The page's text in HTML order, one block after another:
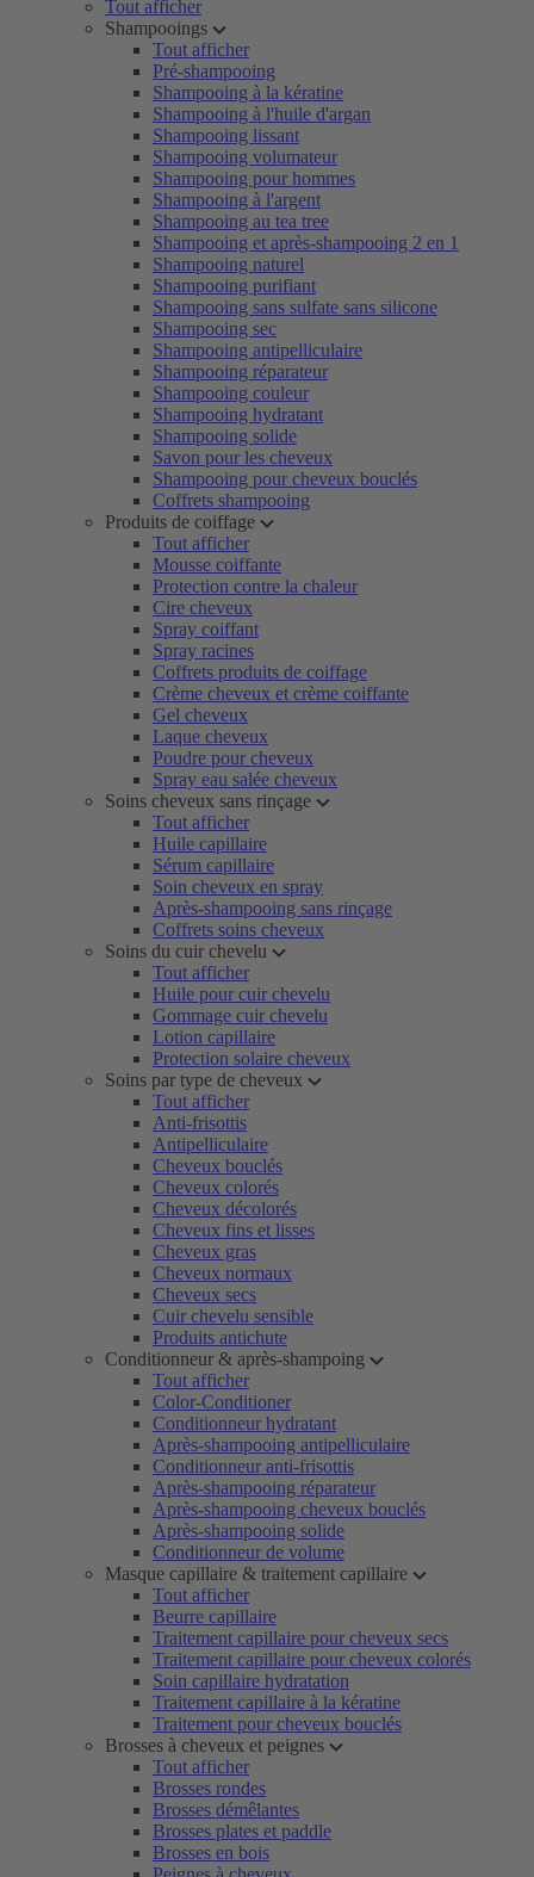
Tout afficher
Shampooings
Tout afficher
Pré-shampooing
Shampooing à la kératine
Shampooing à l'huile d'argan
Shampooing lissant
Shampooing volumateur
Shampooing pour hommes
Shampooing à l'argent
Shampooing au tea tree
Shampooing et après-shampooing 2 en 1
Shampooing naturel
Shampooing purifiant
Shampooing sans sulfate sans silicone
Shampooing sec
Shampooing antipelliculaire
Shampooing réparateur
Shampooing couleur
Shampooing hydratant
Shampooing solide
Savon pour les cheveux
Shampooing pour cheveux bouclés
Coffrets shampooing
Produits de coiffage
Tout afficher
Mousse coiffante
Protection contre la chaleur
Cire cheveux
Spray coiffant
Spray racines
Coffrets produits de coiffage
Crème cheveux et crème coiffante
Gel cheveux
Laque cheveux
Poudre pour cheveux
Spray eau salée cheveux
Soins cheveux sans rinçage
Tout afficher
Huile capillaire
Sérum capillaire
Soin cheveux en spray
Après-shampooing sans rinçage
Coffrets soins cheveux
Soins du cuir chevelu
Tout afficher
Huile pour cuir chevelu
Gommage cuir chevelu
Lotion capillaire
Protection solaire cheveux
Soins par type de cheveux
Tout afficher
Anti-frisottis
Antipelliculaire
Cheveux bouclés
Cheveux colorés
Cheveux décolorés
Cheveux fins et lisses
Cheveux gras
Cheveux normaux
Cheveux secs
Cuir chevelu sensible
Produits antichute
Conditionneur & après-shampoing
Tout afficher
Color-Conditioner
Conditionneur hydratant
Après-shampooing antipelliculaire
Conditionneur anti-frisottis
Après-shampooing réparateur
Après-shampooing cheveux bouclés
Après-shampooing solide
Conditionneur de volume
Masque capillaire & traitement capillaire
Tout afficher
Beurre capillaire
Traitement capillaire pour cheveux secs
Traitement capillaire pour cheveux colorés
Soin capillaire hydratation
Traitement capillaire à la kératine
Traitement pour cheveux bouclés
Brosses à cheveux et peignes
Tout afficher
Brosses rondes
Brosses démêlantes
Brosses plates et paddle
Brosses en bois